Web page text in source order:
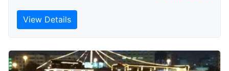
View Details